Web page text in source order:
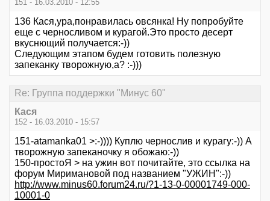
151 - 16.03.2010 - 12:55
136 Кася,ура,понравилась овсянка! Ну попробуйте
еще с черносливом и курагой.Это просто десерт
вкуснющий получается:-))
Следующим этапом будем готовить полезную
запеканку творожную,а? :-)))
Re: Группа поддержки "Минус 60"
Кася
152 - 16.03.2010 - 15:57
151-atamanka01 >:-)))) Куплю чернослив и курагу:-)) А
творожную запеканочку я обожаю:-))
150-простоЯ > на ужин вот почитайте, это ссылка на
форум Миримановой под названием "УЖИН":-))
http://www.minus60.forum24.ru/?1-13-0-00001749-000-
10001-0